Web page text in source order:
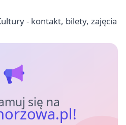
- kontakt, bilety, zajęcia
się na